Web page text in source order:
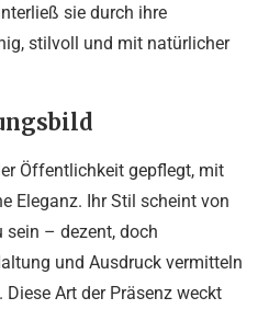
sie durch ihre
stilvoll und mit natürlicher
Öffentlichkeit gepflegt, mit
Eleganz. Ihr Stil scheint von
sein – dezent, doch
und Ausdruck vermitteln
Art der Präsenz weckt